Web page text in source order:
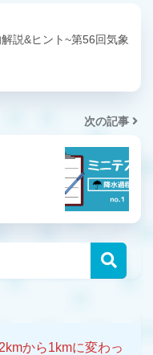
説&ヒント~第56回気象
次の記事
から1kmに変わっ